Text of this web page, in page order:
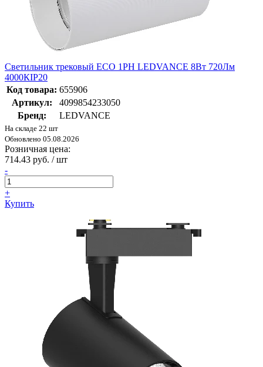
Светильник трековый ECO 1PH LEDVANCE 8Вт 720Лм
4000КIP20
Код товара: 655906
Артикул:
4099854233050
Бренд:
LEDVANCE
На складе 22 шт
Обновлено 05.08.2026
Розничная цена:
714.43 руб. / шт
-
+
Купить